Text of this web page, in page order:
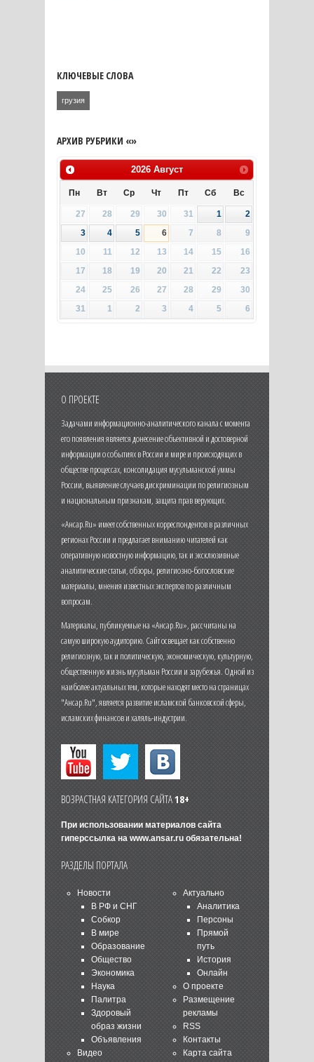
КЛЮЧЕВЫЕ СЛОВА
грузия
АРХИВ РУБРИКИ «»
2026 Август
Пн Вт Ср Чт Пт Сб Вс
27 28 29 30 31 1
2
3
4 5 6 7 8
9
10
11 12 13 14 15
16
17
18 19 20 21 22
23
24
25 26 27 28 29
30
31
1 2 3 4 5 6
О ПРОЕКТЕ
Задачами информационно-аналитического канала с момента
его появления является донесение объективной и достоверной
информации о событиях в России и мире и происходящих в
обществе процессах, консолидация мусульманской уммы
России, выявление случаев дискриминации по религиозным
и национальным признакам, защита прав верующих.
«Ансар.Ru» имеет собственных корреспондентов в различных
регионах России и предлагает вниманию читателей как
оперативную новостную информацию, так и эксклюзивные
аналитические статьи, обзоры, религиозно-богословские
материалы, мнения известных экспертов по различным
вопросам.
Материалы, публикуемые на «Ансар.Ru», рассчитаны на
самую широкую аудиторию. Сайт освещает как собственно
религиозную, так и политическую, экономическую, культурную,
общественную жизнь мусульман России и зарубежья. Одной из
наиболее актуальных тем, которые находят место на страницах
"Ансар.Ru", является развитие исламской банковской сферы,
исламских финансов и халяль-индустрии.
ВОЗРАСТНАЯ КАТЕГОРИЯ САЙТА18+
При использовании материалов сайта
гиперссылка на www.ansar.ruобязательна!
РАЗДЕЛЫ ПОРТАЛА
Новости
В РФ и СНГ
Собкор
В мире
Образование
Общество
Экономика
Наука
Палитра
Здоровый
образ жизни
Объявления
Видео
Актуально
Аналитика
Персоны
Прямой
путь
История
Онлайн
О проекте
Размещение
рекламы
RSS
Контакты
Карта сайта